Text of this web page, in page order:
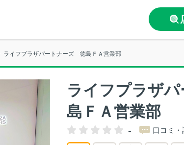
ライフプラザパートナーズ 徳島ＦＡ営業部
ライフプラザ
島ＦＡ営業部
- 口コミ